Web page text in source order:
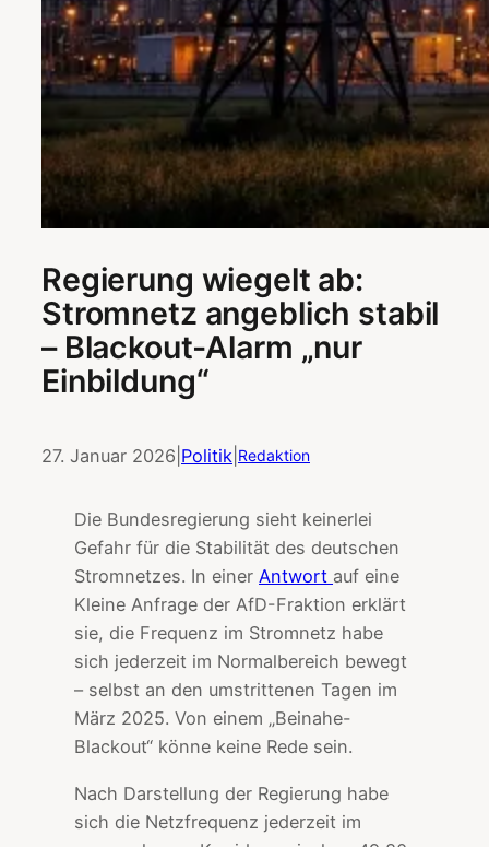
Regierung wiegelt ab:
Stromnetz angeblich stabil
– Blackout-Alarm „nur
Einbildung“
27. Januar 2026 Politik Redaktion
Die Bundesregierung sieht keinerlei
Gefahr für die Stabilität des deutschen
Stromnetzes. In einer Antwort auf eine
Kleine Anfrage der AfD-Fraktion erklärt
sie, die Frequenz im Stromnetz habe
sich jederzeit im Normalbereich bewegt
– selbst an den umstrittenen Tagen im
März 2025. Von einem „Beinahe-
Blackout“ könne keine Rede sein.
Nach Darstellung der Regierung habe
sich die Netzfrequenz jederzeit im